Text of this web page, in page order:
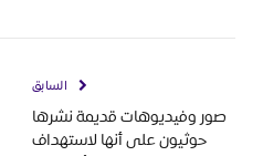
السابق
صور وفيديوهات قديمة نشرها
حوثيون على أنها لاستهداف